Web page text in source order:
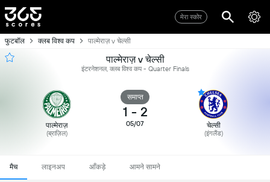
मेरा स्कोर
फुटबॉल क्लब विश्व कप पाल्मेराज़ v चेल्सी
पाल्मेराज़ v चेल्सी
इंटरनेशनल, क्लब विश्व कप - Quarter Finals
पाल्मेराज़
(ब्राज़िल)
समाप्त
1 - 2
05/07 चेल्सी
(इंगलैंड)
मैच लाइनअप आँकड़े आमने सामने